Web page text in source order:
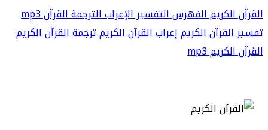
القرآن الكريمالفهرسالتفسيرالإعرابالترجمةالقرآن mp3
تفسير القرآن الكريمإعراب القرآن الكريمترجمة القرآن الكريم
القرآن الكريم mp3